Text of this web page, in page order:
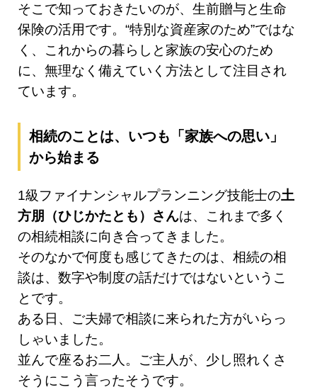
そこで知っておきたいのが、生前贈与と生命
保険の活用です。“特別な資産家のため”ではな
く、これからの暮らしと家族の安心のため
に、無理なく備えていく方法として注目され
ています。
相続のことは、いつも「家族への思い」
から始まる
1級ファイナンシャルプランニング技能士の土
方朋（ひじかたとも）さんは、これまで多く
の相続相談に向き合ってきました。
そのなかで何度も感じてきたのは、相続の相
談は、数字や制度の話だけではないというこ
とです。
ある日、ご夫婦で相談に来られた方がいらっ
しゃいました。
並んで座るお二人。ご主人が、少し照れくさ
そうにこう言ったそうです。